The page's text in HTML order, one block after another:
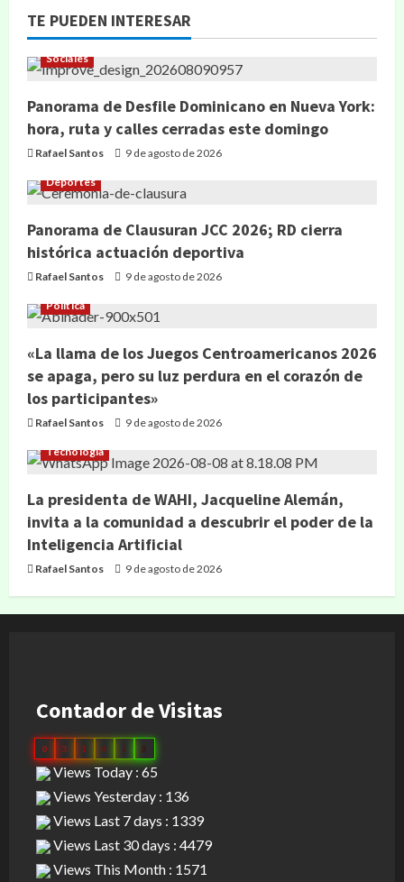
TE PUEDEN INTERESAR
Sociales
Panorama de Desfile Dominicano en Nueva York:
hora, ruta y calles cerradas este domingo
Rafael Santos 9 de agosto de 2026
Deportes
Panorama de Clausuran JCC 2026; RD cierra
histórica actuación deportiva
Rafael Santos 9 de agosto de 2026
Política
«La llama de los Juegos Centroamericanos 2026
se apaga, pero su luz perdura en el corazón de
los participantes»
Rafael Santos 9 de agosto de 2026
Tecnología
La presidenta de WAHI, Jacqueline Alemán,
invita a la comunidad a descubrir el poder de la
Inteligencia Artificial
Rafael Santos 9 de agosto de 2026
Contador de Visitas
0 3 1 4 1
Views Today : 65
Views Yesterday : 136
Views Last 7 days : 1339
Views Last 30 days : 4479
Views This Month : 1571